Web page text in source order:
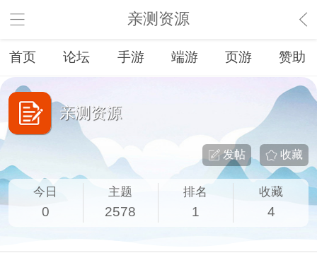
亲测资源
首页 论坛 手游 端游 页游 赞助
亲测资源
收藏
发帖
今日
0
主题
2578
排名
1
收藏
4